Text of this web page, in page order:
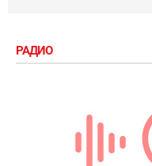
РАДИО